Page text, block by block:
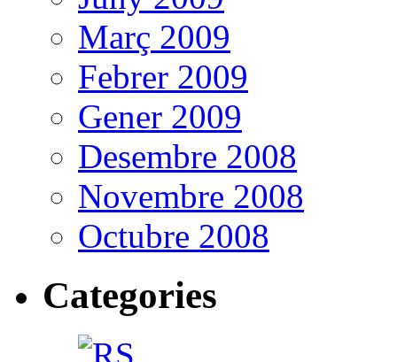
Març 2009
Febrer 2009
Gener 2009
Desembre 2008
Novembre 2008
Octubre 2008
Categories